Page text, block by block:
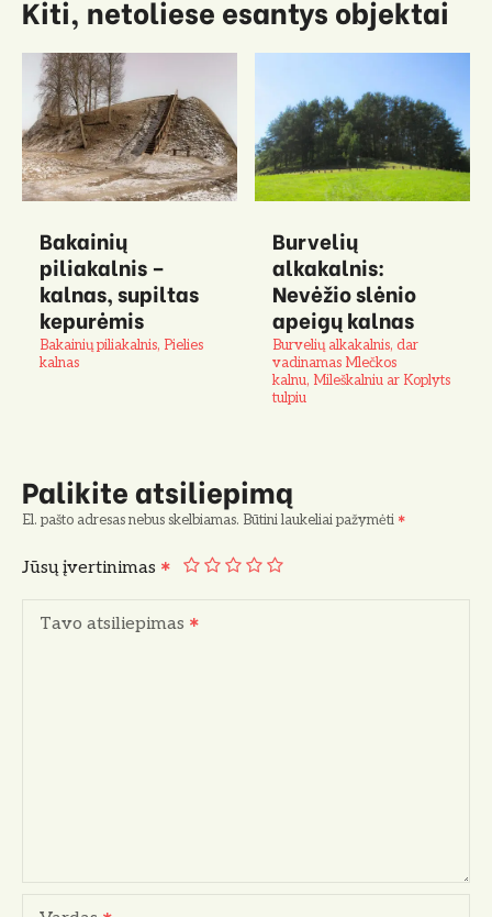
Kiti, netoliese esantys objektai
Bakainių
piliakalnis –
kalnas, supiltas
kepurėmis
Bakainių piliakalnis, Pielies
kalnas
Burvelių
alkakalnis:
Nevėžio slėnio
apeigų kalnas
Burvelių alkakalnis, dar
vadinamas Mlečkos
kalnu, Mileškalniu ar Koplyts
tulpiu
Palikite atsiliepimą
El. pašto adresas nebus skelbiamas. Būtini laukeliai pažymėti
Jūsų įvertinimas
Tavo atsiliepimas